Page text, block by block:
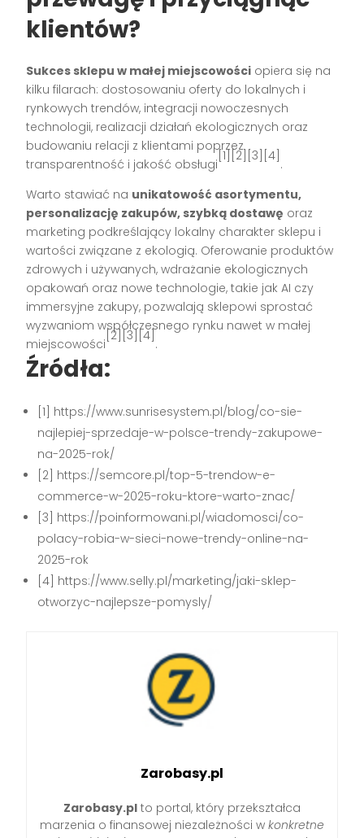
klientów?
Sukces sklepu w małej miejscowości opiera się na
kilku filarach: dostosowaniu oferty do lokalnych i
rynkowych trendów, integracji nowoczesnych
technologii, realizacji działań ekologicznych oraz
budowaniu relacji z klientami poprzez
transparentność i jakość obsługi
[1][2][3][4]
.
Warto stawiać na unikatowość asortymentu,
personalizację zakupów, szybką dostawę oraz
marketing podkreślający lokalny charakter sklepu i
wartości związane z ekologią. Oferowanie produktów
zdrowych i używanych, wdrażanie ekologicznych
opakowań oraz nowe technologie, takie jak AI czy
immersyjne zakupy, pozwalają sklepowi sprostać
wyzwaniom współczesnego rynku nawet w małej
miejscowości
[2][3][4]
.
Źródła:
[1] https://www.sunrisesystem.pl/blog/co-sie-
najlepiej-sprzedaje-w-polsce-trendy-zakupowe-
na-2025-rok/
[2] https://semcore.pl/top-5-trendow-e-
commerce-w-2025-roku-ktore-warto-znac/
[3] https://poinformowani.pl/wiadomosci/co-
polacy-robia-w-sieci-nowe-trendy-online-na-
2025-rok
[4] https://www.selly.pl/marketing/jaki-sklep-
otworzyc-najlepsze-pomysly/
Zarobasy.pl
Zarobasy.pl to portal, który przekształca
marzenia o finansowej niezależności w konkretne